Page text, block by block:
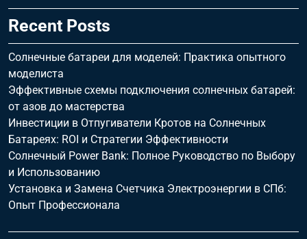
Recent Posts
Солнечные батареи для моделей: Практика опытного
моделиста
Эффективные схемы подключения солнечных батарей:
от азов до мастерства
Инвестиции в Отпугиватели Кротов на Солнечных
Батареях: ROI и Стратегии Эффективности
Солнечный Power Bank: Полное Руководство по Выбору
и Использованию
Установка и Замена Счетчика Электроэнергии в СПб:
Опыт Профессионала